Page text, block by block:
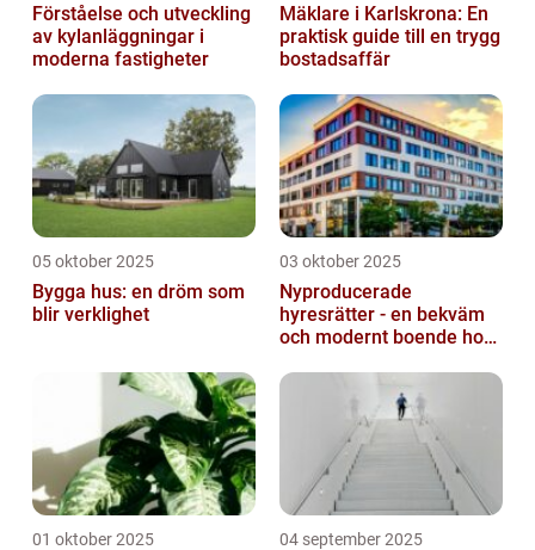
Förståelse och utveckling
av kylanläggningar i
moderna fastigheter
Mäklare i Karlskrona: En
praktisk guide till en trygg
bostadsaffär
05 oktober 2025
Bygga hus: en dröm som
blir verklighet
03 oktober 2025
Nyproducerade
hyresrätter - en bekväm
och modernt boende hos
nyproduktion
01 oktober 2025 04 september 2025